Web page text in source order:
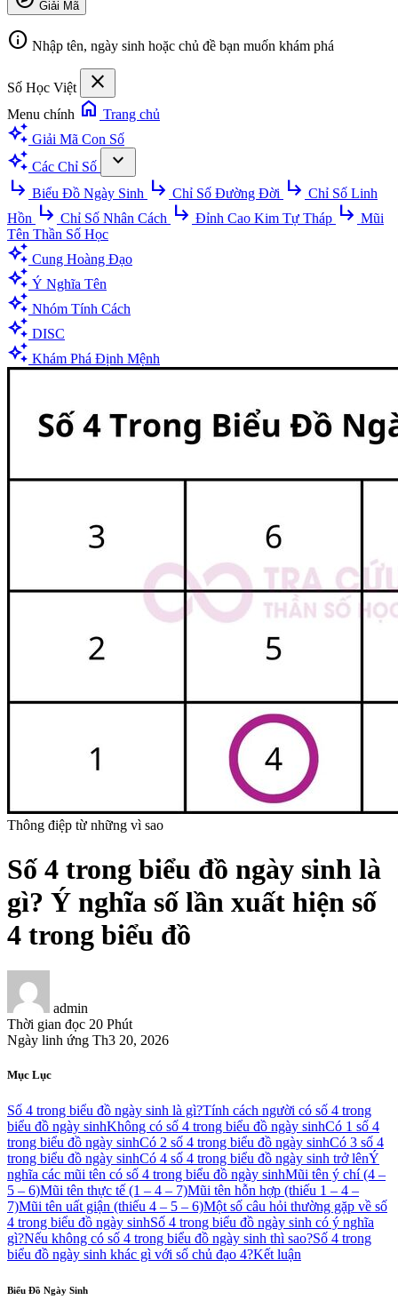
Giải Mã
info Nhập tên, ngày sinh hoặc chủ đề bạn muốn khám phá
Số Học Việt close
Menu chính home Trang chủ
auto_awesome Giải Mã Con Số
auto_awesome Các Chỉ Số
expand_more
subdirectory_arrow_right Biểu Đồ Ngày Sinh subdirectory_arrow_right Chỉ Số Đường Đời subdirectory_arrow_right Chỉ Số Linh
Hồn subdirectory_arrow_right Chỉ Số Nhân Cách subdirectory_arrow_right Đỉnh Cao Kim Tự Tháp subdirectory_arrow_right Mũi
Tên Thần Số Học
auto_awesome Cung Hoàng Đạo
auto_awesome Ý Nghĩa Tên
auto_awesome Nhóm Tính Cách
auto_awesome DISC
auto_awesome Khám Phá Định Mệnh
Thông điệp từ những vì sao
Số 4 trong biểu đồ ngày sinh là
gì? Ý nghĩa số lần xuất hiện số
4 trong biểu đồ
admin
Thời gian đọc 20 Phút
Ngày linh ứng Th3 20, 2026
Mục Lục
Số 4 trong biểu đồ ngày sinh là gì?Tính cách người có số 4 trong
biểu đồ ngày sinhKhông có số 4 trong biểu đồ ngày sinhCó 1 số 4
trong biểu đồ ngày sinhCó 2 số 4 trong biểu đồ ngày sinhCó 3 số 4
trong biểu đồ ngày sinhCó 4 số 4 trong biểu đồ ngày sinh trở lênÝ
nghĩa các mũi tên có số 4 trong biểu đồ ngày sinhMũi tên ý chí (4 –
5 – 6)Mũi tên thực tế (1 – 4 – 7)Mũi tên hỗn hợp (thiếu 1 – 4 –
7)Mũi tên uất giận (thiếu 4 – 5 – 6)Một số câu hỏi thường gặp về số
4 trong biểu đồ ngày sinhSố 4 trong biểu đồ ngày sinh có ý nghĩa
gì?Nếu không có số 4 trong biểu đồ ngày sinh thì sao?Số 4 trong
biểu đồ ngày sinh khác gì với số chủ đạo 4?Kết luận
Biểu Đồ Ngày Sinh